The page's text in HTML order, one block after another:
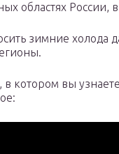
областях России,
зимние холода
котором вы